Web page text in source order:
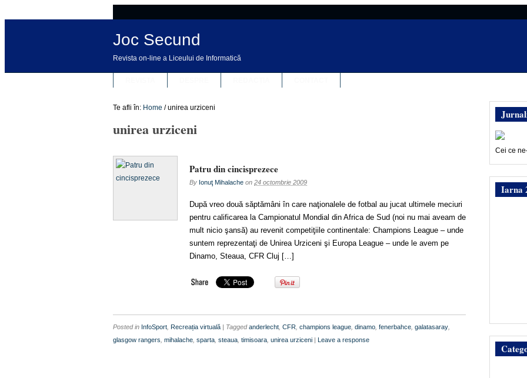
Joc Secund
Revista on-line a Liceului de Informatică
Te afli în: Home / unirea urziceni
unirea urziceni
Patru din cincisprezece
By Ionuţ Mihalache on 24 octombrie 2009
După vreo două săptămâni în care naţionalele de fotbal au jucat ultimele meciuri
pentru calificarea la Campionatul Mondial din Africa de Sud (noi nu mai aveam de
mult nicio şansă) au revenit competiţiile continentale: Champions League – unde
suntem reprezentaţi de Unirea Urziceni şi Europa League – unde le avem pe
Dinamo, Steaua, CFR Cluj […]
Posted in InfoSport Recreația virtuală | Taggedanderlecht CFR champions league dinamo fenerbahce galatasaray
glasgow rangers mihalache sparta steaua timisoara unirea urziceni | Leave a response
Cei ce
Iarna